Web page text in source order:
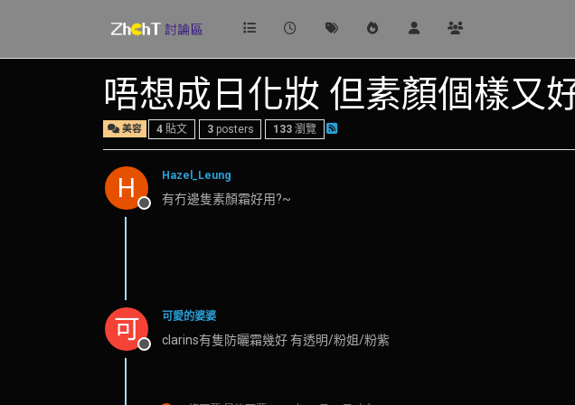
唔想成日化妝 但素顏個樣又
美容 4 貼文 3 posters 133 瀏覽
H
離線
Hazel_Leung
有冇邊隻素顏霜好用?~
可
離線
可愛的婆婆
clarins有隻防曬霜幾好 有透明/粉姐/粉紫